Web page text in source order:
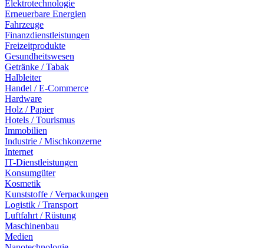
Elektrotechnologie
Erneuerbare Energien
Fahrzeuge
Finanzdienstleistungen
Freizeitprodukte
Gesundheitswesen
Getränke / Tabak
Halbleiter
Handel / E-Commerce
Hardware
Holz / Papier
Hotels / Tourismus
Immobilien
Industrie / Mischkonzerne
Internet
IT-Dienstleistungen
Konsumgüter
Kosmetik
Kunststoffe / Verpackungen
Logistik / Transport
Luftfahrt / Rüstung
Maschinenbau
Medien